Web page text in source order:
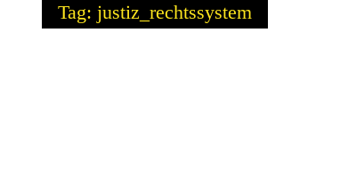
Tag: justiz_rechtssystem